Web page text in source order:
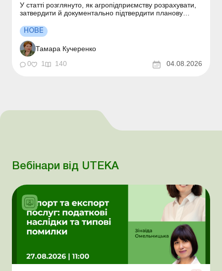
У статті розглянуто, як агропідприємству розрахувати,
затвердити й документально підтвердити планову
автотранспорту та очікувані ЗВВ, а наприкінці року
правильно довести планову оцінку до фактичної
собівартості. Чи можна оприбутковувати врожай ...
Тамара Кучеренко
НОВЕ
0 1 140 04.08.2026
Вебінари від UTEKA